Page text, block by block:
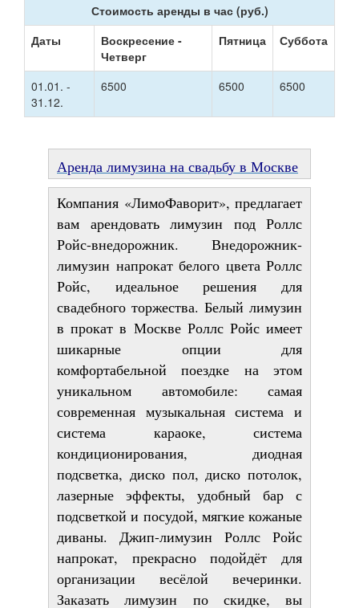
Стоимость аренды в час (руб.)
Даты
Воскресение -
Четверг
Пятница Суббота
01.01. -
31.12.
6500 6500 6500
Аренда лимузина на свадьбу в Москве
Компания «ЛимоФаворит», предлагает
вам арендовать лимузин под Роллс
Ройс-внедорожник. Внедорожник-
лимузин напрокат белого цвета Роллс
Ройс, идеальное решения для
свадебного торжества. Белый лимузин
в прокат в Москве Роллс Ройс имеет
шикарные опции для
комфортабельной поездке на этом
уникальном автомобиле: самая
современная музыкальная система и
система караоке, система
кондиционирования, диодная
подсветка, диско пол, диско потолок,
лазерные эффекты, удобный бар с
подсветкой и посудой, мягкие кожаные
диваны. Джип-лимузин Роллс Ройс
напрокат, прекрасно подойдёт для
организации весёлой вечеринки.
Заказать лимузин по скидке, вы